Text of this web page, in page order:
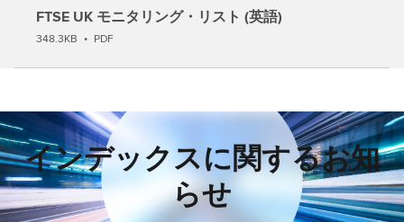
FTSE UK モニタリング・リスト (英語)
348.3KB • PDF
インデックスに関するお知
らせ